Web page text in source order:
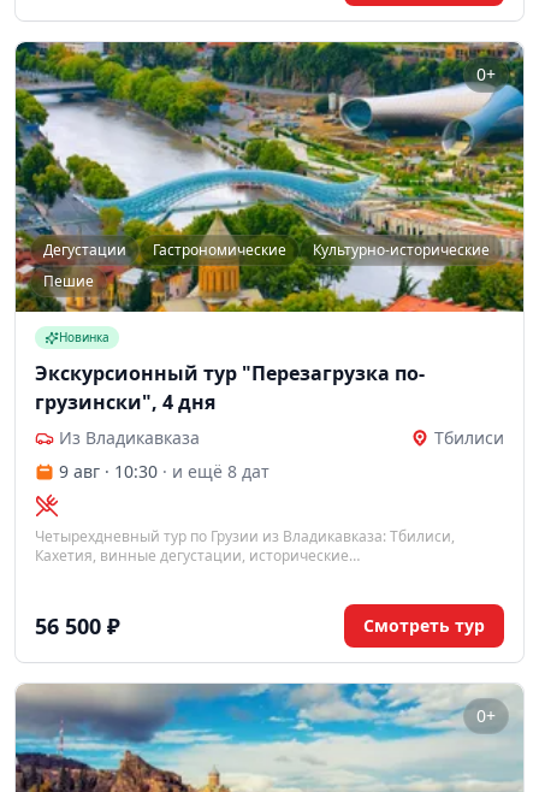
0+
Дегустации Гастрономические
Культурно-исторические
Пешие
Новинка
Экскурсионный тур "Перезагрузка по-
грузински", 4 дня
Из Владикавказа
Тбилиси
9 авг · 10:30 · и ещё 8 дат
Четырехдневный тур по Грузии из Владикавказа: Тбилиси,
Кахетия, винные дегустации, исторические
56 500 ₽ Смотреть тур
0+